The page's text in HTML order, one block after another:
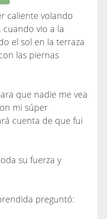
caliente volando
vio a la
el sol en la terraza
las piernas
que nadie me vea
mi súper
cuenta de que fui
su fuerza y
preguntó: